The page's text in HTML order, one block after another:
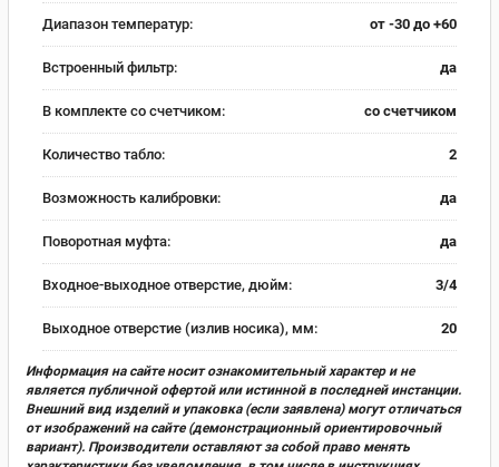
Диапазон температур: от -30 до +60
Встроенный фильтр: да
В комплекте со счетчиком: со счетчиком
Количество табло: 2
Возможность калибровки: да
Поворотная муфта: да
Входное-выходное отверстие, дюйм: 3/4
Выходное отверстие (излив носика), мм: 20
Информация на сайте носит ознакомительный характер и не
является публичной офертой или истинной в последней инстанции.
Внешний вид изделий и упаковка (если заявлена) могут отличаться
от изображений на сайте (демонстрационный ориентировочный
вариант). Производители оставляют за собой право менять